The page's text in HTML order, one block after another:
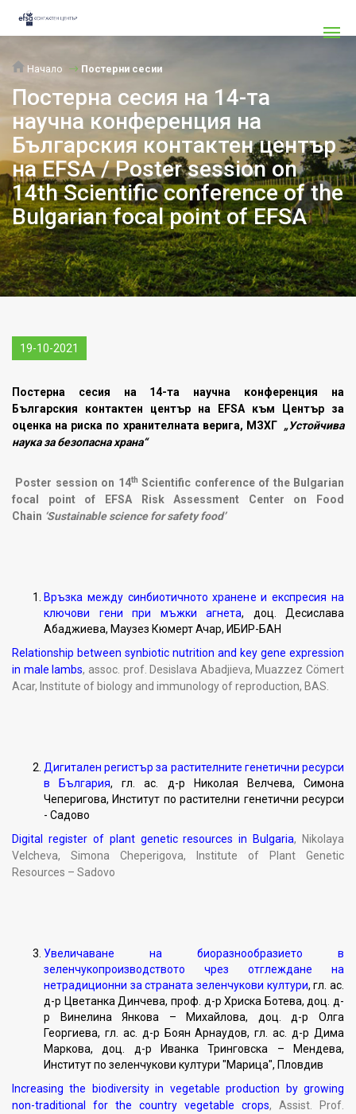
Начало Постерни сесии
Постерна сесия на 14-та
научна конференция на
Българския контактен център
на EFSA / Poster session on
14th Scientific conference of the
Bulgarian focal point of EFSA
19-10-2021
Постерна сесия на 14-та научна конференция на
Българския контактен център на EFSA към Център за
оценка на риска по хранителната верига, МЗХГ „Устойчива
наука за безопасна храна“
Poster session on 1 4th Scientific conference of the Bulgarian
focal point of EFSA
Risk Assessment Center on Food
Chain ‘Sustainable science for safety food’
Връзка между синбиотичното хранене и експресия на
ключови гени при мъжки агнета, доц. Десислава
Абаджиева, Маузез Кюмерт Ачар, ИБИР-БАН
Relationship between synbiotic nutrition and key gene expression
in male lambs, assoc. prof. Desislava Abadjieva, Muazzez Cömert
Acar, Institute of biology and immunology of reproduction, BAS.
Дигитален регистър за растителните генетични ресурси
в България, гл. ас. д-р Николая Велчева, Симона
Чеперигова, Институт по растителни генетични ресурси
- Садово
Digital register of plant genetic resources in Bulgaria, Nikolaya
Velcheva, Simona Cheperigova, Institute of Plant Genetic
Resources – Sadovo
Увеличаване на биоразнообразието в
зеленчукопроизводството чрез отглеждане на
нетрадиционни за страната зеленчукови култури, гл. ас.
д-р Цветанка Динчева, проф. д-р Хриска Ботева, доц. д-
р Винелина Янкова – Михайлова, доц. д-р Олга
Георгиева, гл. ас. д-р Боян Арнаудов, гл. ас. д-р Дима
Маркова, доц. д-р Иванка Тринговска – Мендева,
Институт по зеленчукови култури "Марица", Пловдив
Increasing the biodiversity in vegetable production by growing
non-traditional for the country vegetable crops, Assist. Prof.